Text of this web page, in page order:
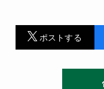
ポストする